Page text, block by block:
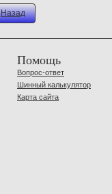
Назад
Помощь
Вопрос-ответ
Шинный калькулятор
Карта сайта